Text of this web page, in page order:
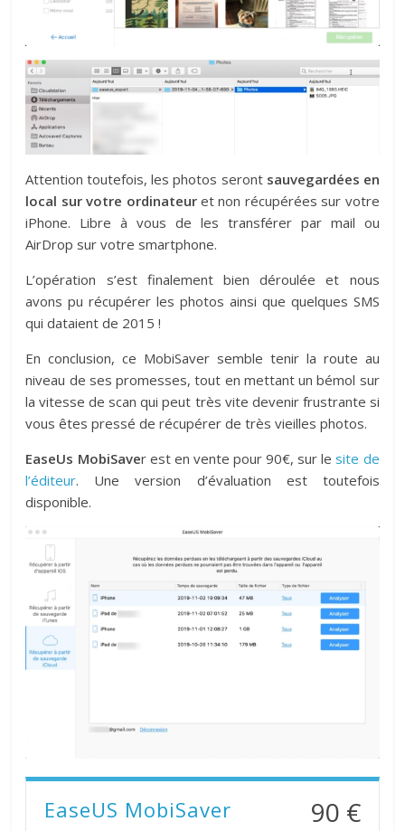
Attention toutefois, les photos seront sauvegardées en
local sur votre ordinateuret non récupérées sur votre
iPhone. Libre à vous de les transférer par mail ou
AirDrop sur votre smartphone.
L’opération s’est finalement bien déroulée et nous
avons pu récupérer les photos ainsi que quelques SMS
qui dataient de 2015 !
En conclusion, ce MobiSaver semble tenir la route au
niveau de ses promesses, tout en mettant un bémol sur
la vitesse de scan qui peut très vite devenir frustrante si
vous êtes pressé de récupérer de très vieilles photos.
EaseUs MobiSaver est en vente pour 90€, sur lesite de
l’éditeur. Une version d’évaluation est toutefois
disponible.
EaseUS MobiSaver 90 €